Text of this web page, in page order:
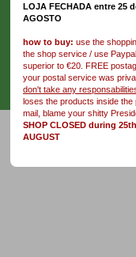
LOJA FECHADA entre 25
AGOSTO
how to buy: use the
the shop service / use
superior to €20. FREE
your postal service was
don't take any
loses the products inside the
mail, blame your shitty
SHOP CLOSED during
AUGUST